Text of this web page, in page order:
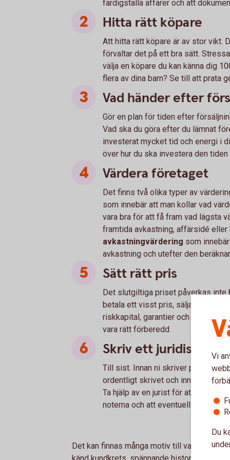
färdigställa affärer och att
Hitta rätt köpare
Att hitta rätt köpare är av stor vikt.
förvaltar det på ett bra sätt.
välja en köpare du kan känna dig
flera av dina barn? Se till att prata
Vad händer efter
Gör en plan för tiden efter
Vad ska du göra efter du lämnat
investerat mycket tid och energi i
över hur du ska investera den
Värdera företaget
Det finns två olika typer av
som innebär att man kollar vad
vara bra för att få fram vad lägsta
framtida avkastning, affärsidé eller
avkastningvärdering som
avkastning och utefter den
Sätt rätt pris
Det slutgiltiga priset påverkas inte
betala ett visst pris, säljarens vilja
riskkapital, garantier och hur väl
vara rätt förberedd.
Skriv ett juridiskt
Till sist. Innan ni skriver på avtalet
ordentligt skrivet och innehåller
Ta hjälp av en jurist för att få
noterna och att eventuell
Det kan finnas många motiv till varför det
Vi
Du